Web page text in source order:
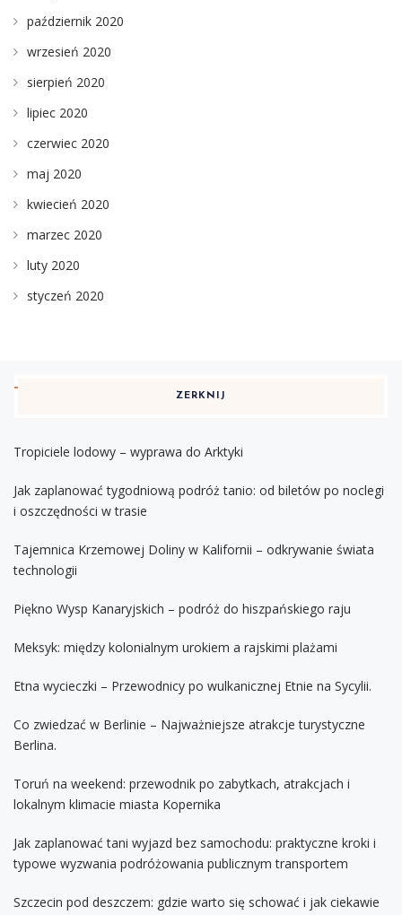
październik 2020
wrzesień 2020
sierpień 2020
lipiec 2020
czerwiec 2020
maj 2020
kwiecień 2020
marzec 2020
luty 2020
styczeń 2020
ZERKNIJ
Tropiciele lodowy – wyprawa do Arktyki
Jak zaplanować tygodniową podróż tanio: od biletów po noclegi
i oszczędności w trasie
Tajemnica Krzemowej Doliny w Kalifornii – odkrywanie świata
technologii
Piękno Wysp Kanaryjskich – podróż do hiszpańskiego raju
Meksyk: między kolonialnym urokiem a rajskimi plażami
Etna wycieczki – Przewodnicy po wulkanicznej Etnie na Sycylii.
Co zwiedzać w Berlinie – Najważniejsze atrakcje turystyczne
Berlina.
Toruń na weekend: przewodnik po zabytkach, atrakcjach i
lokalnym klimacie miasta Kopernika
Jak zaplanować tani wyjazd bez samochodu: praktyczne kroki i
typowe wyzwania podróżowania publicznym transportem
Szczecin pod deszczem: gdzie warto się schować i jak ciekawie